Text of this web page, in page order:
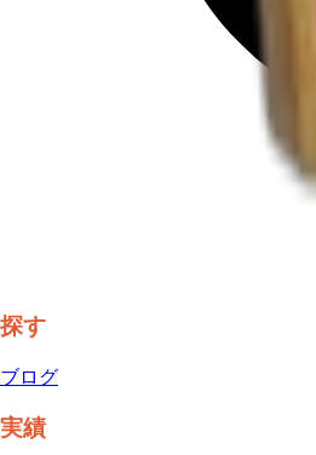
探す
ブログ
実績